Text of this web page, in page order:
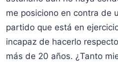
me posiciono en contra de
partido que está en
incapaz de hacerlo
más de 20 años. ¿Tanto